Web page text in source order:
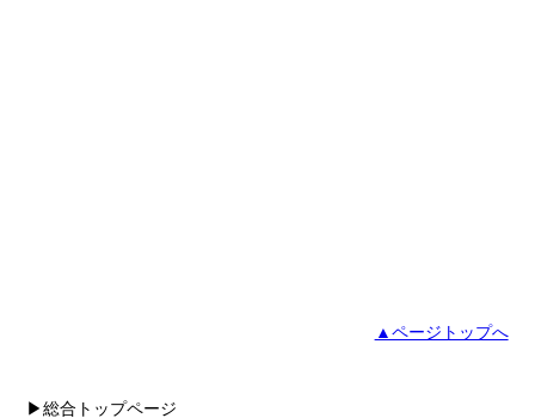
▲ページトップへ
▶総合トップページ